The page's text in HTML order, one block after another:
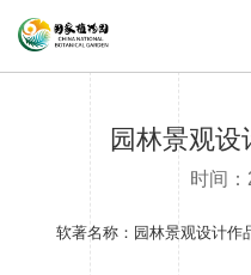
园林景观
时间
软著名称：园林景观设计作